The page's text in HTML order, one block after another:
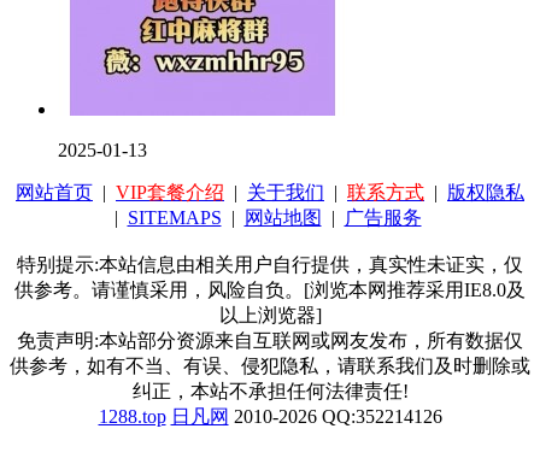
2025-01-13
网站首页 | VIP套餐介绍 | 关于我们 | 联系方式 | 版权隐私
| SITEMAPS | 网站地图 | 广告服务
特别提示:本站信息由相关用户自行提供，真实性未证实，仅
供参考。请谨慎采用，风险自负。[浏览本网推荐采用IE8.0及
以上浏览器]
免责声明:本站部分资源来自互联网或网友发布，所有数据仅
供参考，如有不当、有误、侵犯隐私，请联系我们及时删除或
纠正，本站不承担任何法律责任!
1288.top 日凡网 2010-2026 QQ:352214126